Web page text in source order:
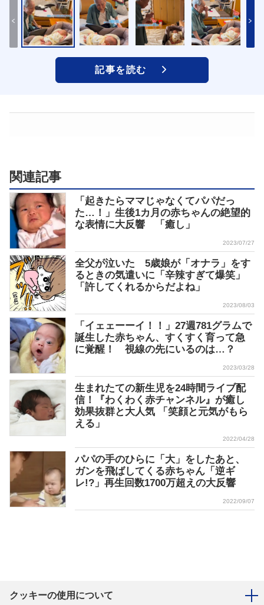
記事を読む
関連記事
「起きたらママじゃなくてパパだっ
た…！」生後1カ月の赤ちゃんの絶望的
な表情に大反響 「癒し」
2023/07/27
全父が泣いた 5歳娘が「オナラ」をす
るときの気遣いに「辛辣すぎて爆笑」
「許してくれるからだよね」
2023/08/03
「イェェーーイ！！」27週781グラムで
誕生した赤ちゃん、すくすく育って急
に覚醒！ 視線の先にいるのは…？
2023/03/28
生まれたての新生児を24時間ライブ配
信！『わくわく赤チャンネル』が癒し
効果抜群と大人気 「笑顔と元気がもら
える」
2022/04/28
パパの手のひらに「大」をしたあと、
ガンを飛ばしてくる赤ちゃん「逆ギ
レ!?」再生回数1700万超えの大反響
2022/09/07
クッキーの使用について